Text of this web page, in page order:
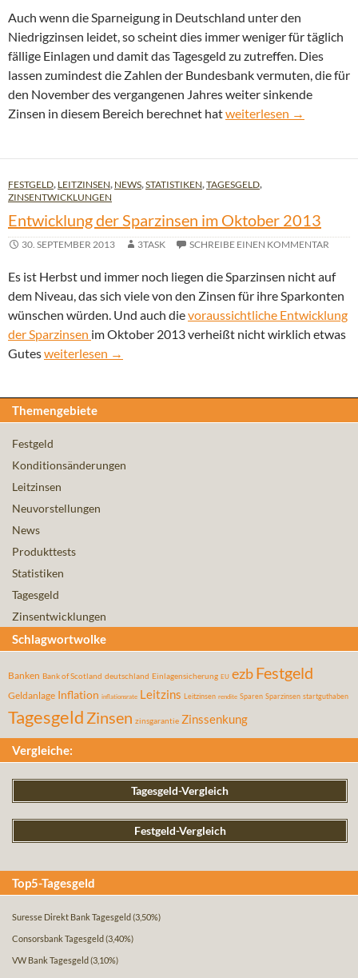
Auch wenn die Sparneigung in Deutschland unter den
Niedrigzinsen leidet, so scheint dies immer weniger für täglich
fällige Einlagen und damit das Tagesgeld zu zutreffen. Dies
lassen zumindest die Zahlen der Bundesbank vermuten, die für
den November des vergangenen Jahres weiter sinkende
Zinsen in diesem Bereich berechnet hatSinkende
weiterlesen →
FESTGELD, LEITZINSEN, NEWS,STATISTIKEN,TAGESGELD,
ZINSENTWICKLUNGEN
Entwicklung der Sparzinsen im Oktober 2013
30. SEPTEMBER 2013 3TASK SCHREIBE EINEN KOMMENTAR
Es ist Herbst und immer noch liegen die Sparzinsen nicht auf
dem Niveau, das sich viele von den Zinsen für ihre Sparkonten
wünschen würden. Und auch dievoraussichtliche Entwicklung
der Sparzinsen im Oktober 2013 verheißt nicht wirklich etwas
GutesEntwicklung der Sparzinsen im Oktober 2013
weiterlesen →
Themengebiete
Festgeld
Konditionsänderungen
Leitzinsen
Neuvorstellungen
News
Produkttests
Statistiken
Tagesgeld
Zinsentwicklungen
Schlagwortwolke
Banken Bank of Scotland deutschland Einlagensicherung EU ezbFestgeld
Geldanlage Inflation inflationsrate Leitzins Leitzinsen rendite Sparen Sparzinsen startguthaben
Tagesgeld Zinsen zinsgarantie Zinssenkung
Vergleiche:
Tagesgeld-Vergleich
Festgeld-Vergleich
Top5-Tagesgeld
Suresse Direkt Bank Tagesgeld (3,50%)
Consorsbank Tagesgeld (3,40%)
VW Bank Tagesgeld (3,10%)